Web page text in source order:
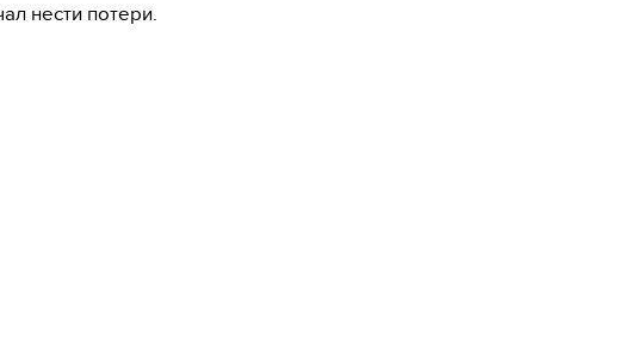
нести потери.